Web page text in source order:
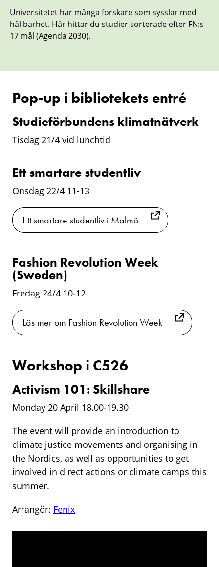
Universitetet har många forskare som sysslar med
hållbarhet. Här hittar du studier sorterade efter FN:s
17 mål (Agenda 2030).
Pop-up i bibliotekets entré
Studieförbundens klimatnätverk
Tisdag 21/4 vid lunchtid
Ett smartare studentliv
Onsdag 22/4 11-13
Ett smartare studentliv i Malmö
Fashion Revolution Week
(Sweden)
Fredag 24/4 10-12
Läs mer om Fashion Revolution Week
Workshop i C526
Activism 101: Skillshare
Monday 20 April 18.00-19.30
The event will provide an introduction to
climate justice movements and organising in
the Nordics, as well as opportunities to get
involved in direct actions or climate camps this
summer.
Arrangör: Fenix